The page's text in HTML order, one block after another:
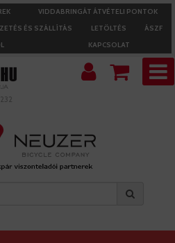
VIDDABRINGÁT ÁTVÉTELI PONTOK
ÉS SZÁLLÍTÁS LETÖLTÉS
ÁSZF
KAPCSOLAT